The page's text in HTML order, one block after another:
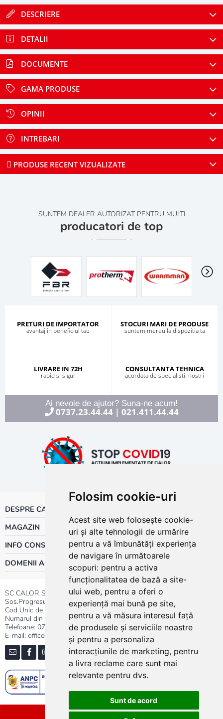
Folosim cookie-uri
Acest site web folosește cookie-
uri și alte tehnologii de urmărire
pentru a vă îmbunătăți experiența
de navigare în următoarele
scopuri: pentru a activa
funcționalitatea de bază a site-
ului web, pentru a oferi o
experiență mai bună pe site,
pentru a vă măsura interesul față
de produsele și serviciile noastre
și pentru a personaliza
interacțiunile de marketing, pentru
a livra reclame care sunt mai
relevante pentru dvs.
Sunt de acord
DESCRIERE
DETALII
DOCUMENTE
GAMA PRODUSE
OPINII
INTREBARI
PRODUSE RECENT VIZUALIZATE
SUNTEM DEALER AUTORIZAT PENTRU MULTI
producatori de top
PRETURI DE IMPORTATOR
avantaj in beneficiul tau
STOCURI MARI DE PRODUSE
suntem mereu la dispozitia ta
LIVRARE IN 72H
rapid si sigur
CONSULTANTA TEHNICA
acordata de specialistii nostri
Ai nevoie de ajutor? Suna-ne acum!
0737.23.44.44| 021.411.44.44
DESPRE CALOR
MAGAZIN
INFO CONSUMATOR
DOMENII ACTIVITATE
SC CALOR SRL
Sos.Progresului nr.30-40, Sector 5, Bucuresti
Cod Unic de Inregistrare: RO 3004724
Numarul din Registrul Comertului:J40/13176/1991
Telefoane: 0737.23.44.44|021.411.44.44
E-mail: office@calor.ro